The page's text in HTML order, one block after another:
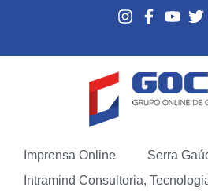
Imprensa Online
Serra
Intramind Consultoria,